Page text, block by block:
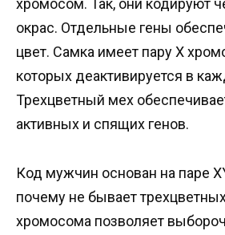
хромосом. Так, они кодируют
окрас. Отдельные гены
цвет. Самка имеет пару Х
которых деактивируется в
Трехцветный мех
активных и спящих генов.
Код мужчин основан на паре
почему не бывает
хромосома позволяет